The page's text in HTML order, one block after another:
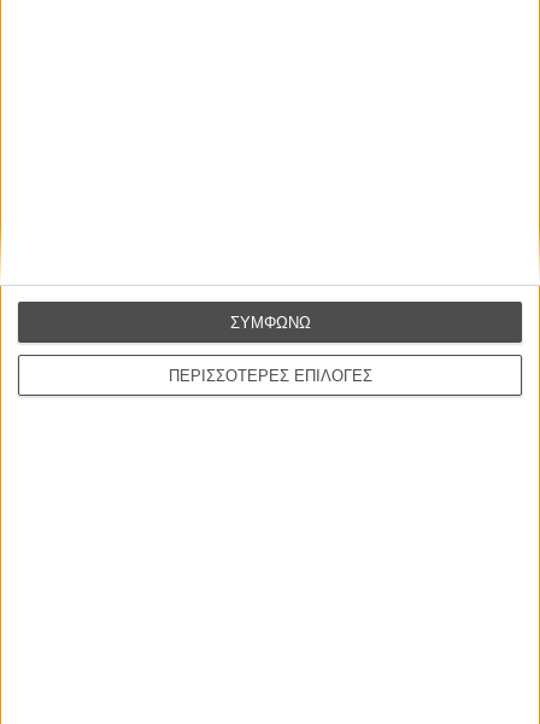
ΠΕΡΙΣΣΟΤΕΡΕΣ ΕΠΙΛΟΓΕΣ
ΣΥΜΦΩΝΩ
ΕΓΓΡΑΦΗ